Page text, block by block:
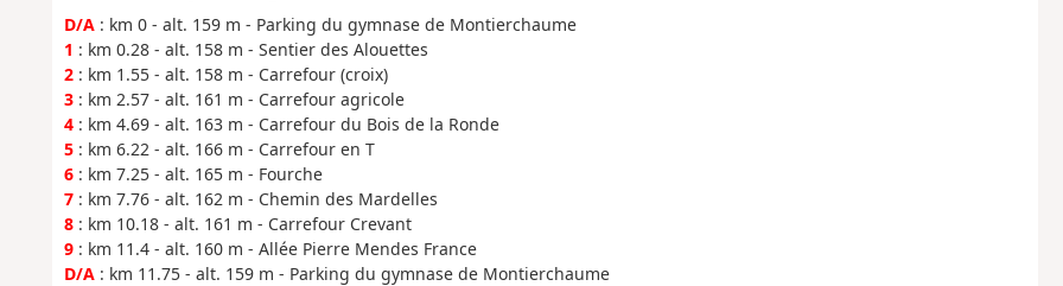
D/A: km 0 - alt. 159 m - Parking du gymnase de Montierchaume
1 : km 0.28 - alt. 158 m - Sentier des Alouettes
2: km 1.55 - alt. 158 m - Carrefour (croix)
3: km 2.57 - alt. 161 m - Carrefour agricole
4: km 4.69 - alt. 163 m - Carrefour du Bois de la Ronde
5: km 6.22 - alt. 166 m - Carrefour en T
6: km 7.25 - alt. 165 m - Fourche
7: km 7.76 - alt. 162 m - Chemin des Mardelles
8: km 10.18 - alt. 161 m - Carrefour Crevant
9: km 11.4 - alt. 160 m - Allée Pierre Mendes France
D/A: km 11.75 - alt. 159 m - Parking du gymnase de Montierchaume